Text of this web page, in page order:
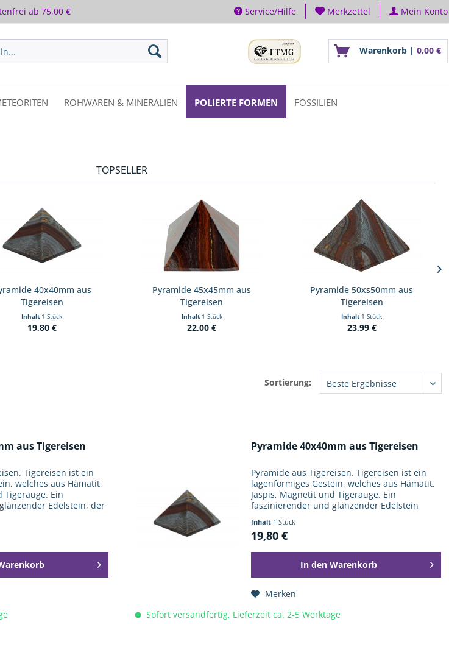
ab 75,00 € Service/Hilfe Merkzettel Mein Konto
Warenkorb | 0,00 €
ROHWAREN & MINERALIEN POLIERTE FORMEN FOSSILIEN
TOPSELLER
40x40mm aus
Tigereisen
Inhalt 1 Stück
19,80 €
Pyramide 45x45mm aus
Tigereisen
Inhalt 1 Stück
22,00 €
Pyramide 50xs50mm aus
Tigereisen
Inhalt 1 Stück
23,99 €
Sortierung:
aus Tigereisen
Tigereisen ist ein
welches aus Hämatit,
Tigerauge. Ein
Edelstein, der
Pyramide 40x40mm aus Tigereisen
Pyramide aus Tigereisen. Tigereisen ist ein
lagenförmiges Gestein, welches aus Hämatit,
Jaspis, Magnetit und Tigerauge. Ein
faszinierender und glänzender Edelstein
Pyramide hat die klassische...
Inhalt 1 Stück
19,80 €
In den Warenkorb
Merken
Sofort versandfertig, Lieferzeit ca. 2-5 Werktage